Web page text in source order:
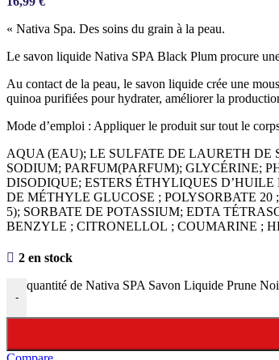
« Nativa Spa. Des soins du grain à la peau.
Le savon liquide Nativa SPA Black Plum procure
Au contact de la peau, le savon liquide crée une
quinoa purifiées pour hydrater, améliorer la
Mode d’emploi : Appliquer le produit sur tout le
AQUA (EAU); LE SULFATE DE LAURETH
SODIUM; PARFUM(PARFUM); GLYCÉRINE;
DISODIQUE; ESTERS ÉTHYLIQUES
DE MÉTHYLE GLUCOSE ; POLYSORBATE
5); SORBATE DE POTASSIUM; EDTA
BENZYLE ; CITRONELLOL ; COUMARINE ;
2 en stock
-
quantité de Nativa SPA Savon Liquide Prune